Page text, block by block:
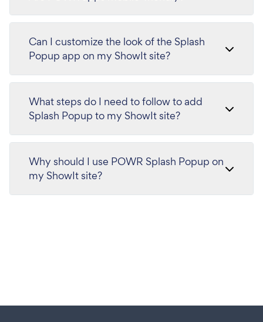
Can I customize the look of the Splash
Popup app on my ShowIt site?
What steps do I need to follow to add
Splash Popup to my ShowIt site?
Why should I use POWR Splash Popup on
my ShowIt site?